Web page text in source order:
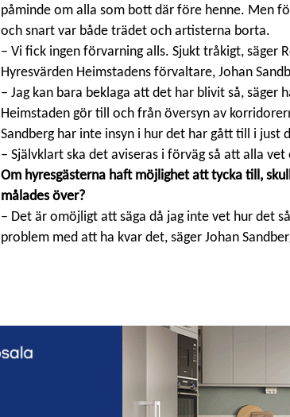
påminde om alla som bott där före henne. Men
och snart var både trädet och artisterna borta.
– Vi fick ingen förvarning alls. Sjukt tråkigt, säger
Hyresvärden Heimstadens förvaltare, Johan
– Jag kan bara beklaga att det har blivit så, säger
Heimstaden gör till och från översyn av
Sandberg har inte insyn i hur det har gått till i just
– Självklart ska det aviseras i förväg så att alla
Om hyresgästerna haft möjlighet att tycka till,
målades över?
– Det är omöjligt att säga då jag inte vet hur det
problem med att ha kvar det, säger Johan